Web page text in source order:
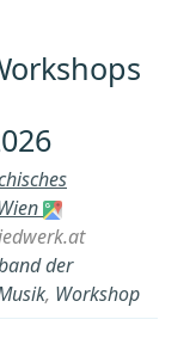
unsere
der
, Workshop